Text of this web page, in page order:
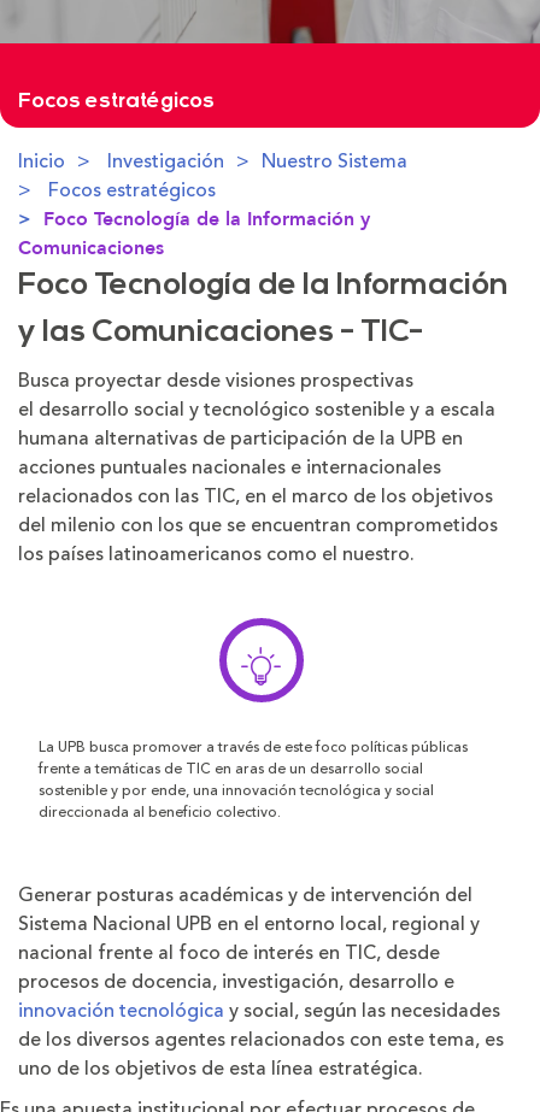
Focos estratégicos
Inicio Investigación
Nuestro Sistema
Focos estratégicos
Foco Tecnología de la Información y
Comunicaciones
Foco Tecnología de la Información
y las Comunicaciones - TIC-
Busca proyectar desde visiones prospectivas
el desarrollo social y tecnológico sostenible y a escala
humana alternativas de participación de la UPB en
acciones puntuales nacionales e internacionales
relacionados con las TIC, en el marco de los objetivos
del milenio con los que se encuentran comprometidos
los países latinoamericanos como el nuestro.
La UPB busca promover a través de este foco políticas públicas
frente a temáticas de TIC en aras de un desarrollo social
sostenible y por ende, una innovación tecnológica y social
direccionada al beneficio colectivo.
Generar posturas académicas y de intervención del
Sistema Nacional UPB en el entorno local, regional y
nacional frente al foco de interés en TIC, desde
procesos de docencia, investigación, desarrollo e
innovación tecnológica y social, según las necesidades
de los diversos agentes relacionados con este tema, es
uno de los objetivos de esta línea estratégica.